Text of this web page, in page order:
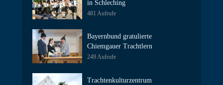
in Schleching
481 Aufrufe
Bayernbund gratulierte
Chiemgauer Trachtlern
249 Aufrufe
Trachtenkulturzentrum